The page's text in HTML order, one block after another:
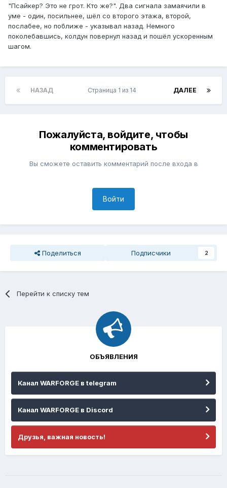
"Псайкер? Это не грот. Кто же?". Два сигнала замаячили в
уме - один, посильнее, шёл со второго этажа, второй,
послабее, но поближе - указывал назад. Немного
поколебавшись, колдун повернул назад и пошёл ускоренным
шагом.
НАЗАД ДАЛЕЕ
Страница 1 из 14
Пожалуйста, войдите, чтобы
комментировать
Вы сможете оставить комментарий после входа в
Войти
Поделиться Подписчики 2
Перейти к списку тем
ОБЪЯВЛЕНИЯ
Канал WARFORGE в telegram
Канал WARFORGE в Discord
Друзья, важная новость!